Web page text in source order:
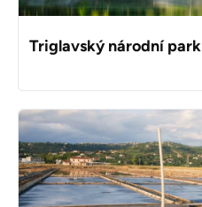
Triglavský národní park